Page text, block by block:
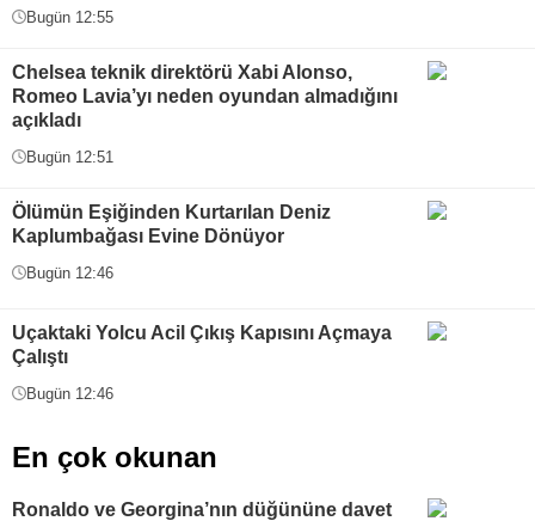
Bugün 12:55
Chelsea teknik direktörü Xabi Alonso,
Romeo Lavia’yı neden oyundan almadığını
açıkladı
Bugün 12:51
Ölümün Eşiğinden Kurtarılan Deniz
Kaplumbağası Evine Dönüyor
Bugün 12:46
Uçaktaki Yolcu Acil Çıkış Kapısını Açmaya
Çalıştı
Bugün 12:46
En çok okunan
Ronaldo ve Georgina’nın düğününe davet